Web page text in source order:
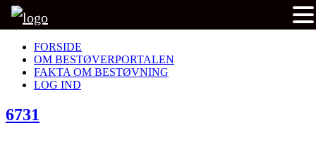
FORSIDE
OM BESTØVERPORTALEN
FAKTA OM BESTØVNING
LOG IND
6731